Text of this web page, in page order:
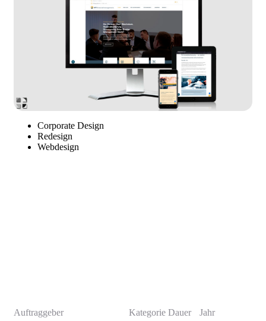
Corporate Design
Redesign
Webdesign
Auftraggeber
Kategorie Dauer
Jahr